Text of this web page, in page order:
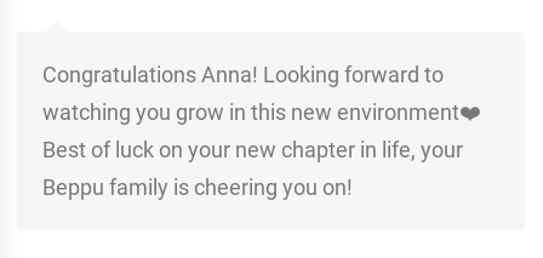
Congratulations Anna! Looking forward to
watching you grow in this new environment❤️
Best of luck on your new chapter in life, your
Beppu family is cheering you on!